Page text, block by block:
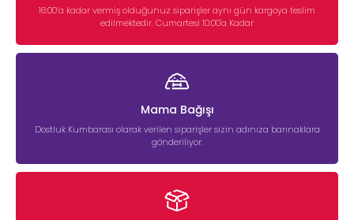
16:00’a kadar vermiş olduğunuz siparişler aynı gün kargoya teslim
edilmektedir. Cumartesi 10:00'a Kadar
Mama Bağışı
Dostluk Kumbarası olarak verilen siparişler sizin adınıza barınaklara
gönderiliyor.